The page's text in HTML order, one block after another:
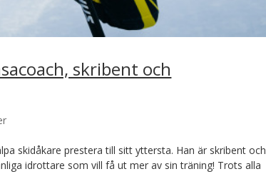
skribent och
skidåkare prestera till sitt yttersta. Han är skribent och
idrottare som vill få ut mer av sin träning! Trots alla